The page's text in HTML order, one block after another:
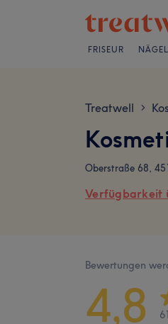
FRISEUR NÄGEL
Treatwell >
Oberstraße 68,
Verfügbarkeit
Bewertungen
4,8